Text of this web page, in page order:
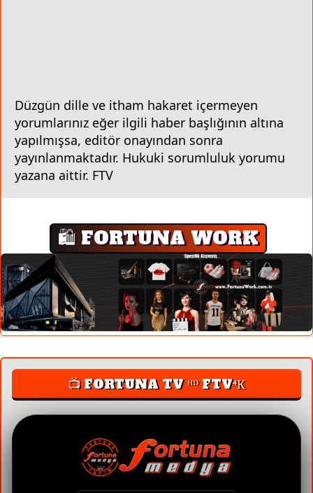
Düzgün dille ve itham hakaret içermeyen
yorumlarınız eğer ilgili haber başlığının altına
yapılmışsa, editör onayından sonra
yayınlanmaktadır. Hukuki sorumluluk yorumu
yazana aittir. FTV
🛍️ FORTUNA WORK
📺 FORTUNA TV ᴴᴰ FTV⁴К